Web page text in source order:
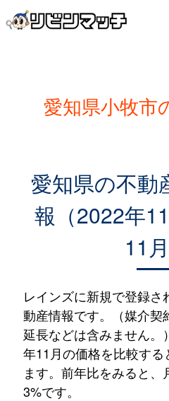
愛知県小牧市
愛知県の不動
報（2022年
11月
レインズに新規で登録
動産情報です。（媒介契
延長などは含みません。
年11月の価格を比較す
ます。前年比をみると
3%です。